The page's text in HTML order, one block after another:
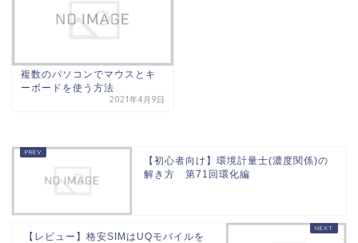
複数のパソコンでマウスとキ
ーボードを使う方法
2021年4月9日
【初心者向け】環境計量士(濃度関係)の
解き方 第71回環化編
【レビュー】格安SIMはUQモバイルを